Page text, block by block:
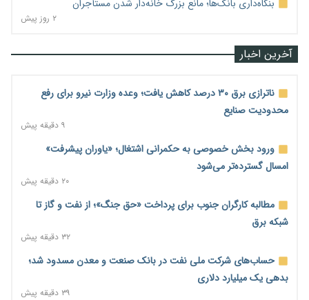
بنگاه‌داری بانک‌ها؛ مانع بزرگ خانه‌دار شدن مستأجران
۲ روز پیش
آخرین اخبار
ناترازی برق ۳۰ درصد کاهش یافت؛ وعده وزارت نیرو برای رفع
محدودیت صنایع
۹ دقیقه پیش
ورود بخش خصوصی به حکمرانی اشتغال؛ «یاوران پیشرفت»
امسال گسترده‌تر می‌شود
۲۰ دقیقه پیش
مطالبه کارگران جنوب برای پرداخت «حق جنگ»؛ از نفت و گاز تا
شبکه برق
۳۲ دقیقه پیش
حساب‌های شرکت ملی نفت در بانک صنعت و معدن مسدود شد؛
بدهی یک میلیارد دلاری
۳۹ دقیقه پیش